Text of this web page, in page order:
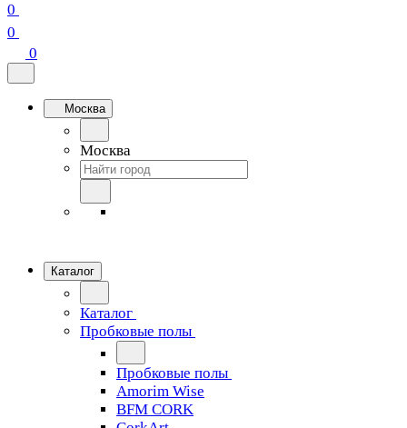
0
0
0
Москва
Москва
Каталог
Каталог
Пробковые полы
Пробковые полы
Amorim Wise
BFM CORK